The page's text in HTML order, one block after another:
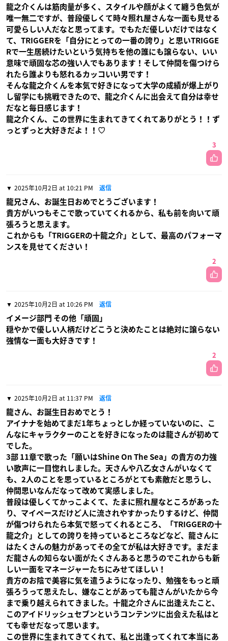
龍之介くんは筋肉量が多く、スタイルや顔がよくて纏う色気が
唯一無二ですが、普段優しくて時々照れ屋さんな一面も見せる
可愛らしい人だなと思ってます。でもただ優しいだけではなく
て、TRIGGERを「自分にとっての一番の誇り」と思いTRIGGE
Rで一生居続けたいという気持ちを他の誰にも譲らない、いい
意味で頑固な芯の強い人でもあります！そして仲間を傷つけら
れたら誰よりも怒れるカッコいい男です！
そんな龍之介くんを本気で好きになって大学の成績が爆上がり
し留学にも挑戦できたので、龍之介くんに出会えて自分は幸せ
だなと毎日感じます！
龍之介くん、この世界に生まれてきてくれてありがとう！！ず
っとずっと大好きだよ！！♡
3
2025年10月2日 at 10:21 PM 返信
龍兄さん、お誕生日おめでとうございます！
貴方がいつもそこで歌っていてくれるから、私も前を向いて頑
張ろうと思えます。
これからも「TRIGGERの十龍之介」として、最高のパフォーマ
ンスを見せてください！
2
2025年10月2日 at 10:26 PM 返信
イメージ部門 その他「頑固」
穏やかで優しい人柄だけどこうと決めたことは絶対に譲らない
強情な一面も大好きです！
2
2025年10月2日 at 11:37 PM 返信
龍さん、お誕生日おめでとう！
アイナナを始めてまだ1年ちょっとしか経っていないのに、こ
んなにキャラクターのことを好きになったのは龍さんが初めて
でした。
3部 11章で歌った「願いはShine On The Sea」の貴方の力強
い歌声に一目惚れしました。天さんや八乙女さんがいなくて
も、2人のことを思っているところがとても素敵だと思うし、
仲間思いなんだなって改めて実感しました。
普段は優しくてかっこよくて、たまに照れ屋なところがあった
り、マイペースだけど人に流されやすかったりするけど、仲間
が傷つけられたら本気で怒ってくれるところ、「TRIGGERの十
龍之介」としての誇りを持っているところなどなど、龍さんに
はたくさんの魅力があってその全てが私は大好きです。まだま
だ龍さんの知らない面がたくさんあると思うのでこれからも新
しい一面をマネージャーたちにみせてほしい！
貴方のお陰で美容に気を遣うようになったり、勉強をもっと頑
張ろうって思えたし、嫌なことがあっても龍さんがいたから今
まで乗り越えられてきました。十龍之介さんに出逢えたこと、
このアイドリッシュセブンというコンテンツに出会えた私はと
ても幸せだなって思います。
この世界に生まれてきてくれて、私と出逢ってくれて本当にあ